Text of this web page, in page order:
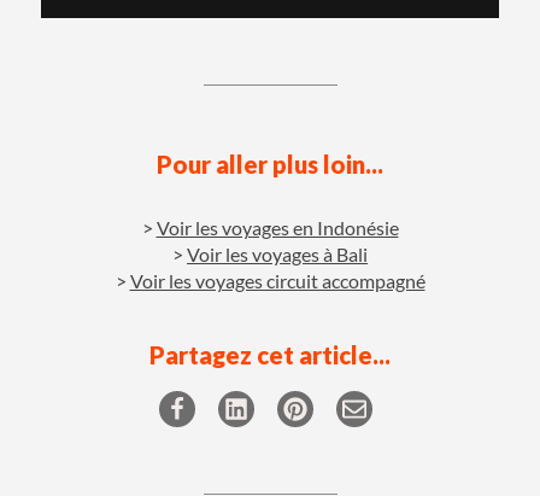
Pour aller plus loin...
Voir les voyages en Indonésie
Voir les voyages à Bali
Voir les voyages circuit accompagné
Partagez cet article...